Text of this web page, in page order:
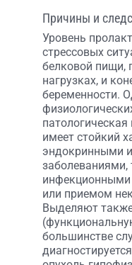
Причины и
Уровень
стрессовых
белковой пищи,
нагрузках, и
беременности.
имеет стойкий
эндокринными
или приемом
Выделяют
большинстве